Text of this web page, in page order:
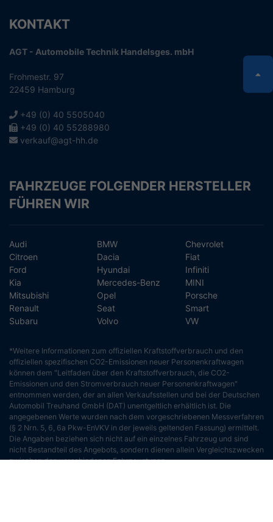
KONTAKT
AGT - Automobile Technik Handelsges. mbH
Frohmestr. 97
22459 Hamburg
+49 (0) 40 5505040
+49 (0) 40 55288980
verkauf@agt-hh.de
FAHRZEUGE FOLGENDER HERSTELLER
FÜHREN WIR
Audi BMW
Chevrolet
Citroen
Dacia
Fiat
Ford
Hyundai
Infiniti
Kia
Mercedes-Benz
MINI
Mitsubishi
Opel
Porsche
Renault
Seat
Smart
Subaru
Volvo VW
*Weitere Informationen zum offiziellen Kraftstoffverbrauch und den
offiziellen spezifischen CO2-Emissionen neuer Personenkraftwagen
können dem "Leitfaden über den Kraftstoffverbrauch, die CO2-
Emissionen und den Stromverbrauch neuer Personenkraftwagen"
entnommen werden, der an allen Verkaufsstellen und bei der Deutschen
Automobil Treuhand GmbH (DAT) unentgeltlich erhältlich ist. Die
angegebenen Werte wurden nach dem vorgeschriebenen Messverfahren
(§ 2 Nrn. 5, 6, 6a Pkw-EnVKV in der jeweils geltenden Fassung) ermittelt.
Die Angaben beziehen sich nicht auf ein einzelnes Fahrzeug und sind
nicht Bestandteil des Angebots, sondern dienen allein Vergleichszwecken
zwischen den verschiedenen Fahrzeugtypen.